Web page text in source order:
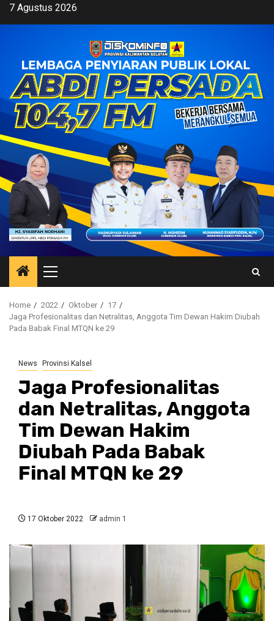
Skip7 Agustus 2026
Primary
Menu
Home 2022 Oktober
17
Jaga Profesionalitas dan Netralitas, Anggota Tim Dewan Hakim Diubah
Pada Babak Final MTQN ke 29
News Provinsi Kalsel
Jaga Profesionalitas
dan Netralitas, Anggota
Tim Dewan Hakim
Diubah Pada Babak
Final MTQN ke 29
17 Oktober 2022 admin 1